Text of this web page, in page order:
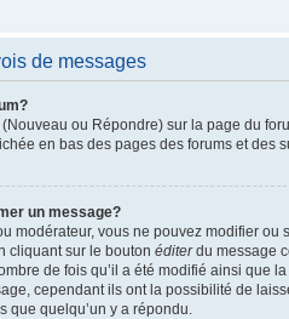
de messages
ou Répondre) sur la page du
en bas des pages des forums et des
un message?
modérateur, vous ne pouvez modifier
cliquant sur le bouton éditerdu message
de fois qu’il a été modifié ainsi que
cependant ils ont la possibilité de
que quelqu’un y a répondu.